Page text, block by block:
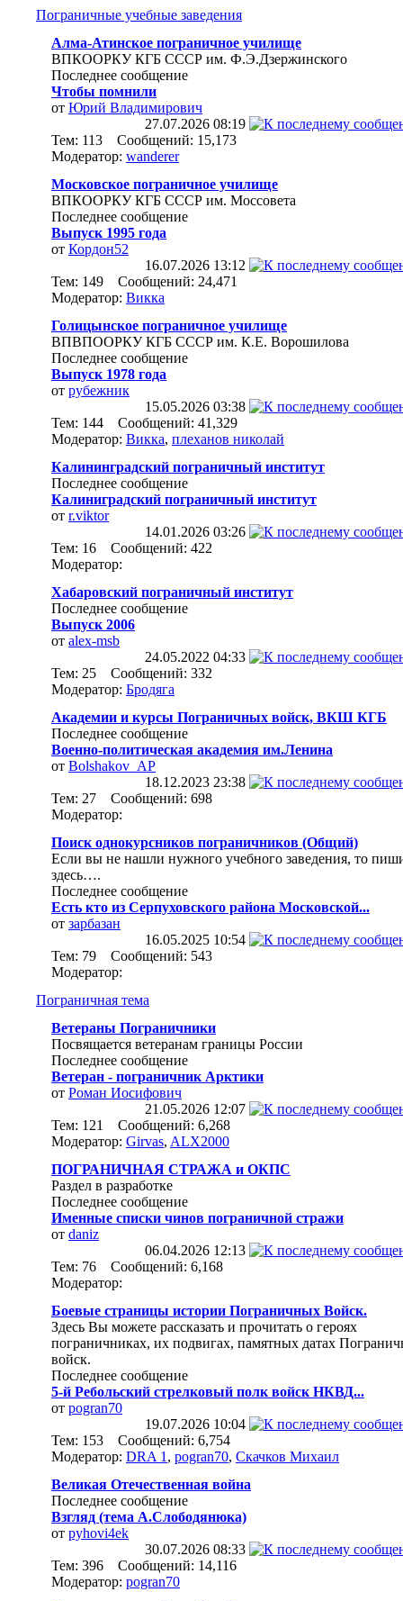
Пограничные учебные заведения
Алма-Атинское пограничное училище
ВПКООРКУ КГБ СССР им. Ф.Э.Дзержинского
Последнее сообщение
Чтобы помнили
от Юрий Владимирович
27.07.2026 08:19
Тем: 113 Сообщений: 15,173
Модератор: wanderer
Московское пограничное училище
ВПКООРКУ КГБ СССР им. Моссовета
Последнее сообщение
Выпуск 1995 года
от Кордон52
16.07.2026 13:12
Тем: 149 Сообщений: 24,471
Модератор: Викка
Голицынское пограничное училище
ВПВПООРКУ КГБ СССР им. К.Е. Ворошилова
Последнее сообщение
Выпуск 1978 года
от рубежник
15.05.2026 03:38
Тем: 144 Сообщений: 41,329
Модератор: Викка, плеханов николай
Калининградский пограничный институт
Последнее сообщение
Калиниградский пограничный институт
от r.viktor
14.01.2026 03:26
Тем: 16 Сообщений: 422
Модератор:
Хабаровский пограничный институт
Последнее сообщение
Выпуск 2006
от alex-msb
24.05.2022 04:33
Тем: 25 Сообщений: 332
Модератор: Бродяга
Академии и курсы Пограничных войск, ВКШ КГБ
Последнее сообщение
Военно-политическая академия им.Ленина
от Bolshakov_AP
18.12.2023 23:38
Тем: 27 Сообщений: 698
Модератор:
Поиск однокурсников пограничников (Общий)
Если вы не нашли нужного учебного заведения, то
здесь….
Последнее сообщение
Есть кто из Серпуховского района Московской...
от зарбазан
16.05.2025 10:54
Тем: 79 Сообщений: 543
Модератор:
Пограничная тема
Ветераны Пограничники
Посвящается ветеранам границы России
Последнее сообщение
Ветеран - пограничник Арктики
от Роман Иосифович
21.05.2026 12:07
Тем: 121 Сообщений: 6,268
Модератор: Girvas, ALX2000
ПОГРАНИЧНАЯ СТРАЖА и ОКПС
Раздел в разработке
Последнее сообщение
Именные списки чинов пограничной стражи
от daniz
06.04.2026 12:13
Тем: 76 Сообщений: 6,168
Модератор:
Боевые страницы истории Пограничных Войск.
Здесь Вы можете рассказать и прочитать о героях
пограничниках, их подвигах, памятных датах
войск.
Последнее сообщение
5-й Ребольский стрелковый полк войск НКВД...
от pogran70
19.07.2026 10:04
Тем: 153 Сообщений: 6,754
Модератор: DRA 1 , pogran70, Скачков Михаил
Великая Отечественная война
Последнее сообщение
Взгляд (тема А.Слободянюка)
от pyhovi4ek
30.07.2026 08:33
Тем: 396 Сообщений: 14,116
Модератор: pogran70